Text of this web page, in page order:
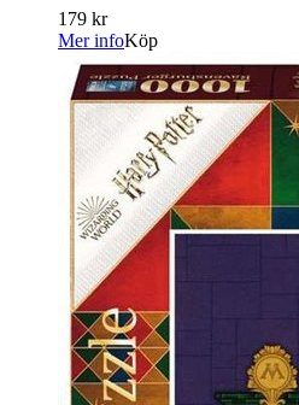
179 kr
Mer infoKöp